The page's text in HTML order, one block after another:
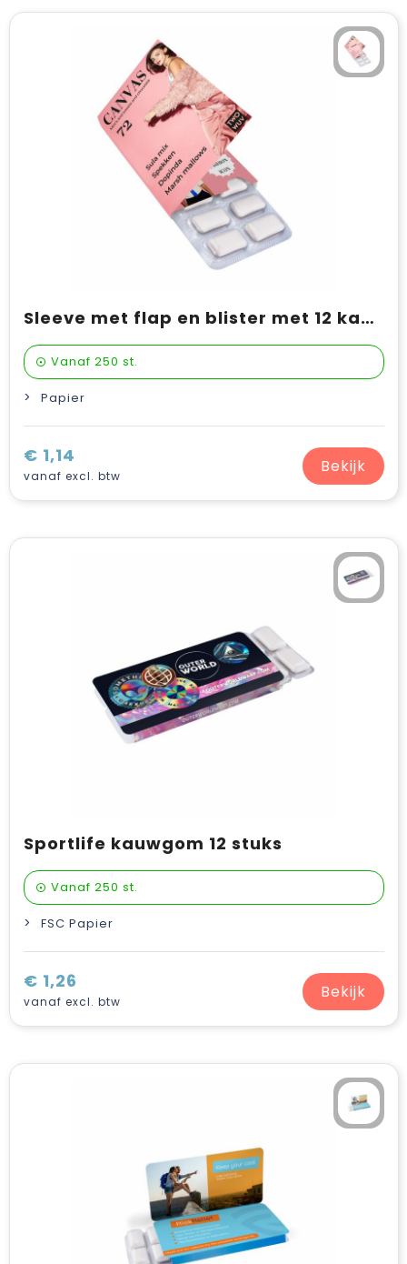
Sleeve met flap en blister met 12 kauwgomtabletten
Vanaf 250 st.
Papier
€ 1,14
vanaf excl. btw Bekijk
Sportlife kauwgom 12 stuks
Vanaf 250 st.
FSC Papier
€ 1,26
vanaf excl. btw Bekijk